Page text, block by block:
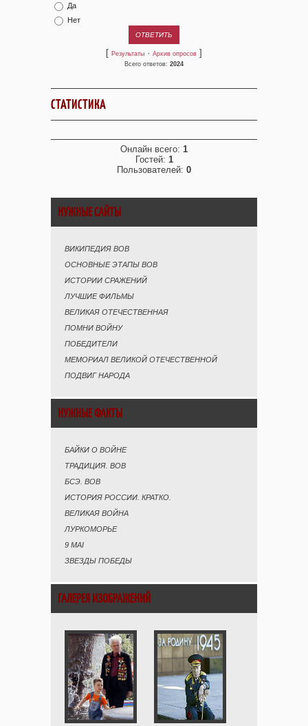
Да
Нет
[ Результаты · Архив опросов ]
Всего ответов: 2024
СТАТИСТИКА
Онлайн всего: 1
Гостей: 1
Пользователей: 0
НУЖНЫЕ САЙТЫ
ВИКИПЕДИЯ ВОВ
ОСНОВНЫЕ ЭТАПЫ ВОВ
ИСТОРИИ СРАЖЕНИЙ
ЛУЧШИЕ ФИЛЬМЫ
ВЕЛИКАЯ ОТЕЧЕСТВЕННАЯ
ПОМНИ ВОЙНУ
ПОБЕДИТЕЛИ
МЕМОРИАЛ ВЕЛИКОЙ ОТЕЧЕСТВЕННОЙ
ПОДВИГ НАРОДА
НУЖНЫЕ ФАКТЫ
БАЙКИ О ВОЙНЕ
ТРАДИЦИЯ. ВОВ
БСЭ. ВОВ
ИСТОРИЯ РОССИИ. КРАТКО.
ВЕЛИКАЯ ВОЙНА
ЛУРКОМОРЬЕ
9 MAI
ЗВЕЗДЫ ПОБЕДЫ
ГАЛЕРЕЯ ИЗОБРАЖЕНИЙ